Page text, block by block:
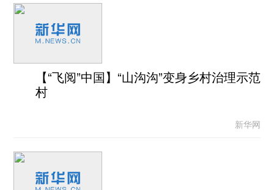
【“飞阅”中国】“山沟沟”变身乡村治理示范
村
新华网